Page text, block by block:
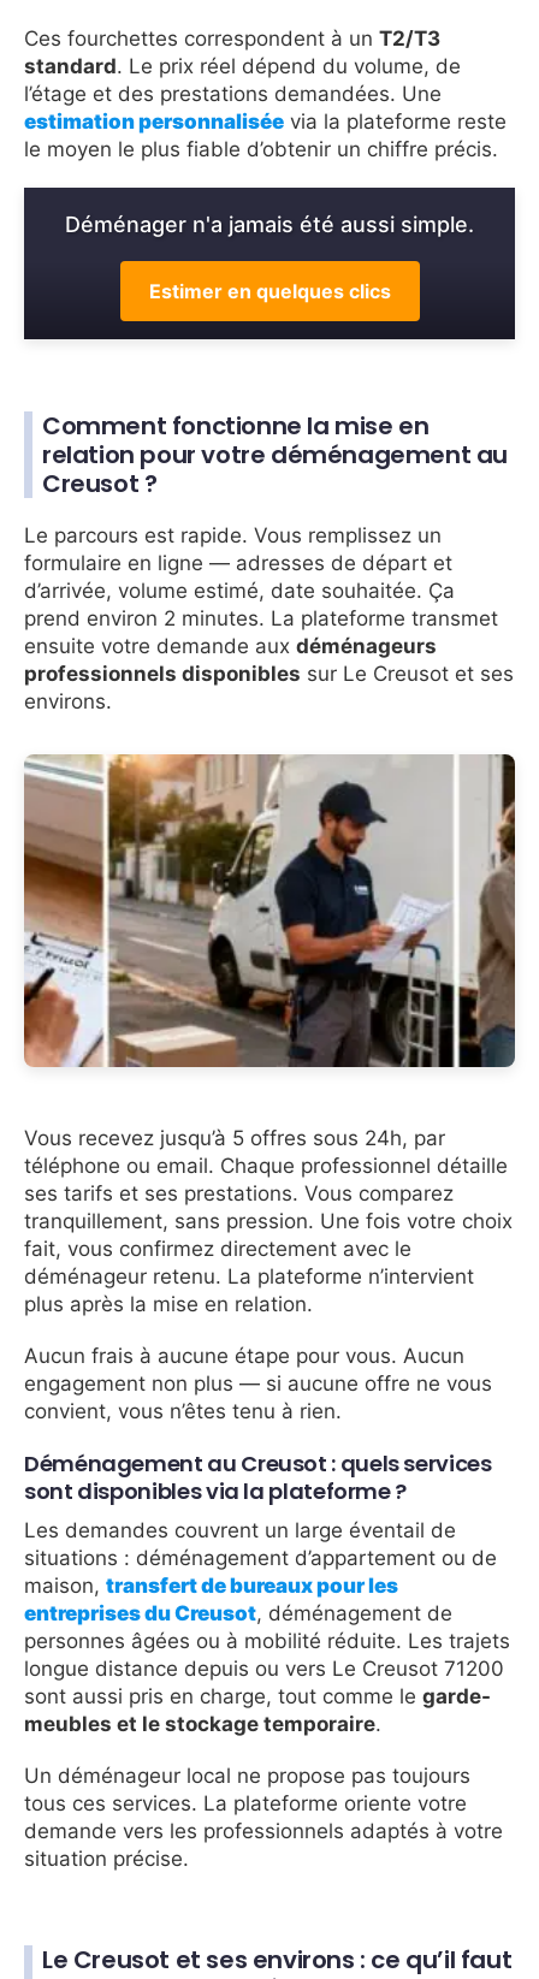
Ces fourchettes correspondent à un T2/T3
standard. Le prix réel dépend du volume, de
l’étage et des prestations demandées. Une
estimation personnalisée via la plateforme reste
le moyen le plus fiable d’obtenir un chiffre précis.
Déménager n'a jamais été aussi simple.
Estimer en quelques clics
Comment fonctionne la mise en
relation pour votre déménagement au
Creusot ?
Le parcours est rapide. Vous remplissez un
formulaire en ligne — adresses de départ et
d’arrivée, volume estimé, date souhaitée. Ça
prend environ 2 minutes. La plateforme transmet
ensuite votre demande aux déménageurs
professionnels disponibles sur Le Creusot et ses
environs.
Vous recevez jusqu’à 5 offres sous 24h, par
téléphone ou email. Chaque professionnel détaille
ses tarifs et ses prestations. Vous comparez
tranquillement, sans pression. Une fois votre choix
fait, vous confirmez directement avec le
déménageur retenu. La plateforme n’intervient
plus après la mise en relation.
Aucun frais à aucune étape pour vous. Aucun
engagement non plus — si aucune offre ne vous
convient, vous n’êtes tenu à rien.
Déménagement au Creusot : quels services
sont disponibles via la plateforme ?
Les demandes couvrent un large éventail de
situations : déménagement d’appartement ou de
maison, transfert de bureaux pour les
entreprises du Creusot, déménagement de
personnes âgées ou à mobilité réduite. Les trajets
longue distance depuis ou vers Le Creusot 71200
sont aussi pris en charge, tout comme le garde-
meubles et le stockage temporaire.
Un déménageur local ne propose pas toujours
tous ces services. La plateforme oriente votre
demande vers les professionnels adaptés à votre
situation précise.
Le Creusot et ses environs : ce qu’il faut